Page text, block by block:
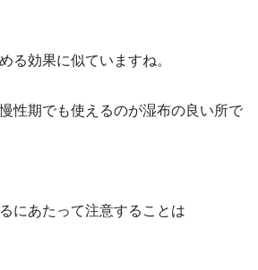
る効果に似ていますね。
性期でも使えるのが湿布の良い所で
にあたって注意することは